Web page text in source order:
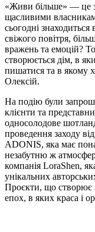
«Живи більше» — це
щасливими
сьогодні
свіжого повітря,
вражень та емоцій?
створюється дім, в
пишатися та в якому
Олексій.
На подію були
клієнти та
односолодове
проведення заходу
ADONIS, яка має
незабутню ж
компанія LoraShen,
унікальних
Проєкти, що створює
епох, в яких краса і